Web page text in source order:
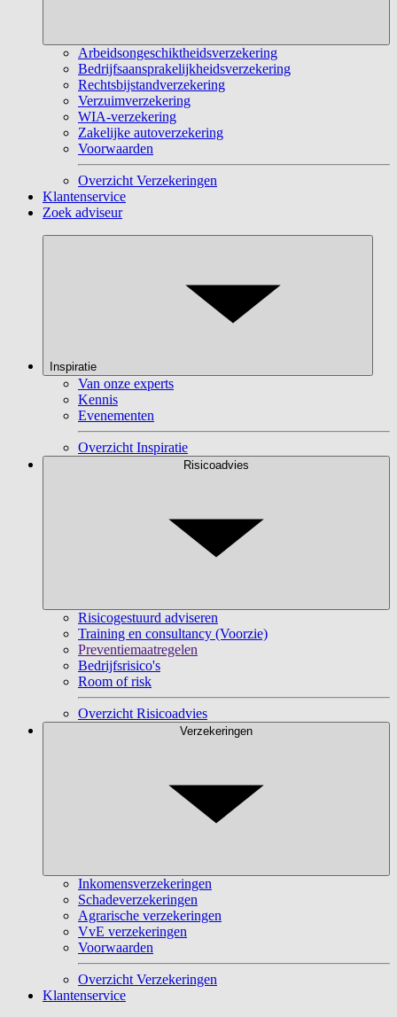
Arbeidsongeschiktheidsverzekering
Bedrijfsaansprakelijkheidsverzekering
Rechtsbijstandverzekering
Verzuimverzekering
WIA-verzekering
Zakelijke autoverzekering
Voorwaarden
Overzicht Verzekeringen
Klantenservice
Zoek adviseur
Inspiratie
Van onze experts
Kennis
Evenementen
Overzicht Inspiratie
Risicoadvies
Risicogestuurd adviseren
Training en consultancy (Voorzie)
Preventiemaatregelen
Bedrijfsrisico's
Room of risk
Overzicht Risicoadvies
Verzekeringen
Inkomensverzekeringen
Schadeverzekeringen
Agrarische verzekeringen
VvE verzekeringen
Voorwaarden
Overzicht Verzekeringen
Klantenservice